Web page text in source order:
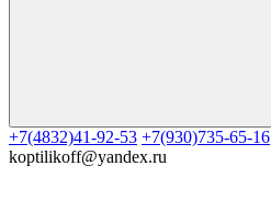
+7(4832)41-92-53 +7(930)735-65-16
koptilikoff@yandex.ru